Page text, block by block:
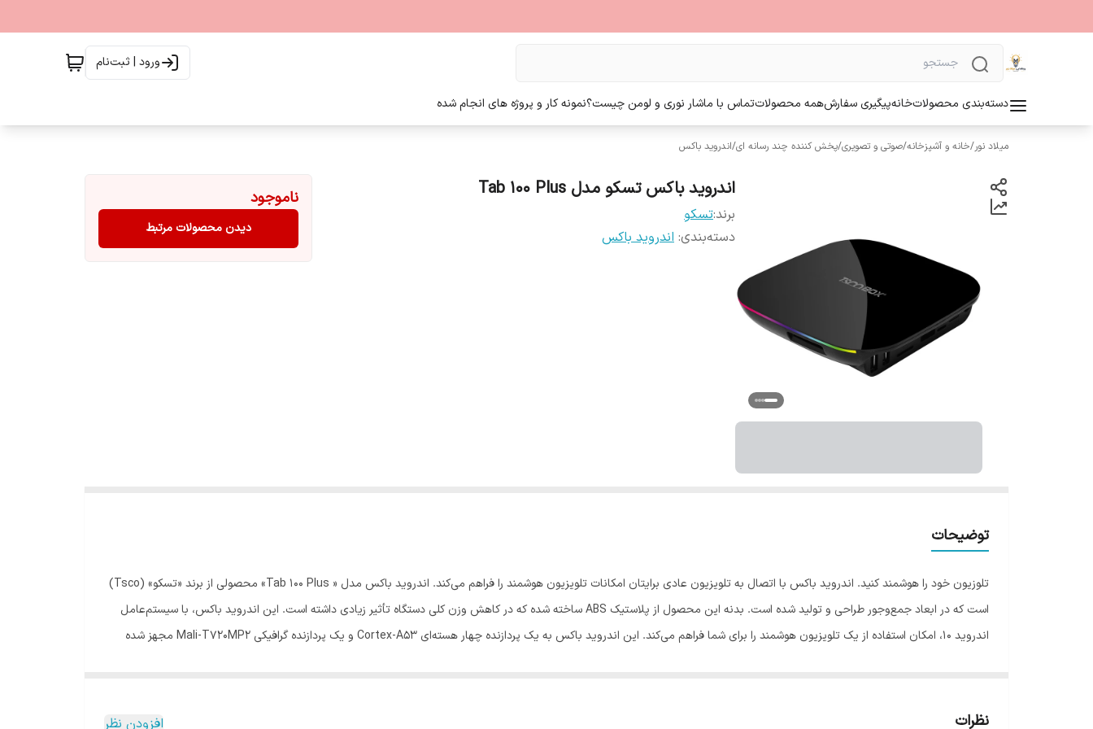
ورود | ثبت‌نام
دسته‌بندی محصولاتخانهپیگیری سفارشهمه محصولاتتماس با ماشار نوری و لومن چیست؟نمونه کار و پروژه های انجام شده
میلاد نور/خانه و آشپزخانه/صوتی و تصویری/پخش کننده چند رسانه ای/اندروید باکس
اندروید باکس تسکو مدل Tab 100 Plus
برند:تسکو
دسته‌بندی: اندروید باکس
ناموجود
دیدن محصولات مرتبط
توضیحات
تلوزیون خود را هوشمند کنید. اندروید باکس با اتصال به تلویزیون عادی برایتان امکانات تلویزیون هوشمند را فراهم می‌کند. اندروید باکس مدل « Tab 100 Plus» محصولی از برند «تسکو» (Tsco)
است که در ابعاد جمع‌وجور طراحی و تولید شده است. بدنه این محصول از پلاستیک ABS ساخته شده که در کاهش وزن کلی دستگاه تأثیر زیادی داشته است. این اندروید باکس، با سیستم‌عامل
اندروید 10، امکان استفاده از یک تلویزیون هوشمند را برای شما فراهم می‌کند. این اندروید باکس به یک پردازنده چهار هسته‌ای Cortex-A53 و یک پردازنده گرافیکی Mali-T720MP2 مجهز شده
باکس تسکو مدل Tab 100 Plus از یک درگاه USB 2.0 و یک درگاه USB 3.0 هم بهره می‌برد. همراه با این دستگاه یک ریموت کنترل هم ارائه می‌شود که استفاده از آن راحت‌تر می‌کند. با استفاده از
نظرات افزودن نظر